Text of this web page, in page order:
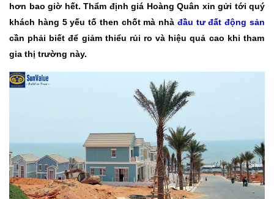
hơn bao giờ hết. Thẩm định giá Hoàng Quân xin gửi tới quý
khách hàng 5 yếu tố then chốt mà nhà đầu tư đất động sản
cần phải biết để giảm thiểu rủi ro và hiệu quả cao khi tham
gia thị trường này.